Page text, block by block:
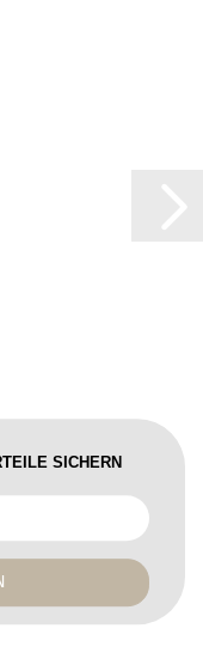
SICHERN